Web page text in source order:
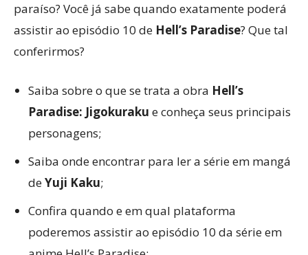
paraíso? Você já sabe quando exatamente poderá
assistir ao episódio 10 de Hell’s Paradise? Que tal
conferirmos?
Saiba sobre o que se trata a obra Hell’s
Paradise: Jigokuraku e conheça seus principais
personagens;
Saiba onde encontrar para ler a série em mangá
deYuji Kaku;
Confira quando e em qual plataforma
poderemos assistir ao episódio 10 da série em